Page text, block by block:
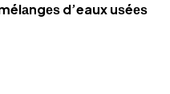
d’eaux uѕéеѕ